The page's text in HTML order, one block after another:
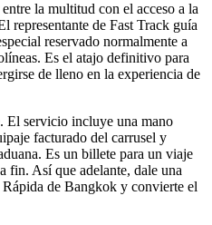
la multitud con el acceso a la
representante de Fast Track guía
reservado normalmente a
Es el atajo definitivo para
de lleno en la experiencia de
El servicio incluye una mano
facturado del carrusel y
Es un billete para un viaje
fin. Así que adelante, dale una
de Bangkok y convierte el